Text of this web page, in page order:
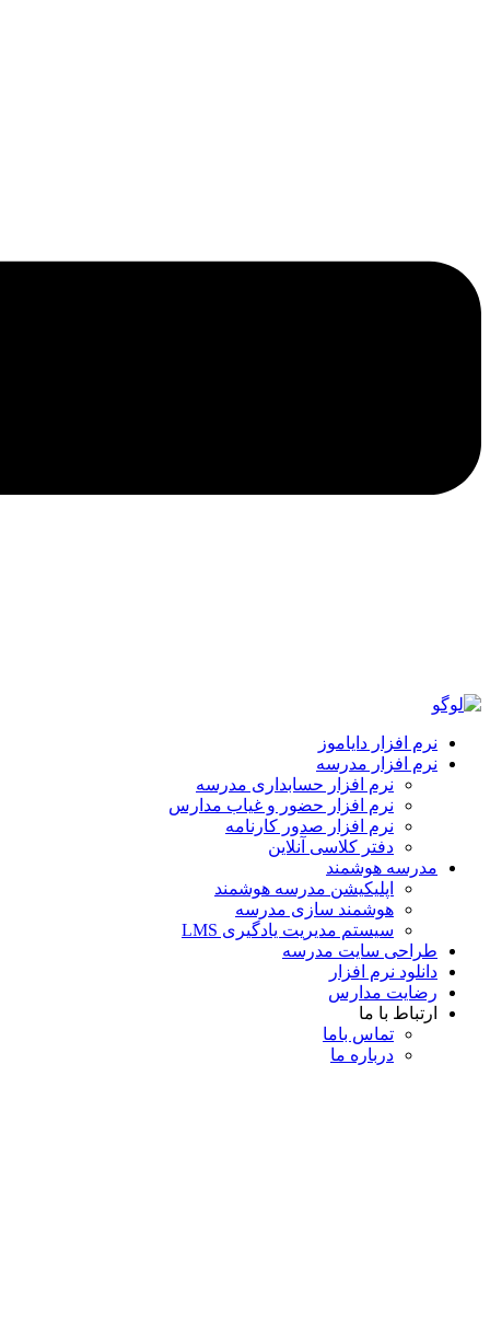
نرم افزار دایاموز
نرم افزار مدرسه
نرم افزار حسابداری مدرسه
نرم افزار حضور و غیاب مدارس
نرم افزار صدور کارنامه
دفتر کلاسی آنلاین
مدرسه هوشمند
اپلیکیشن مدرسه هوشمند
هوشمند سازی مدرسه
سیستم مدیریت یادگیری LMS
طراحی سایت مدرسه
دانلود نرم افزار
رضایت مدارس
ارتباط با ما
تماس با‌ما
درباره ما